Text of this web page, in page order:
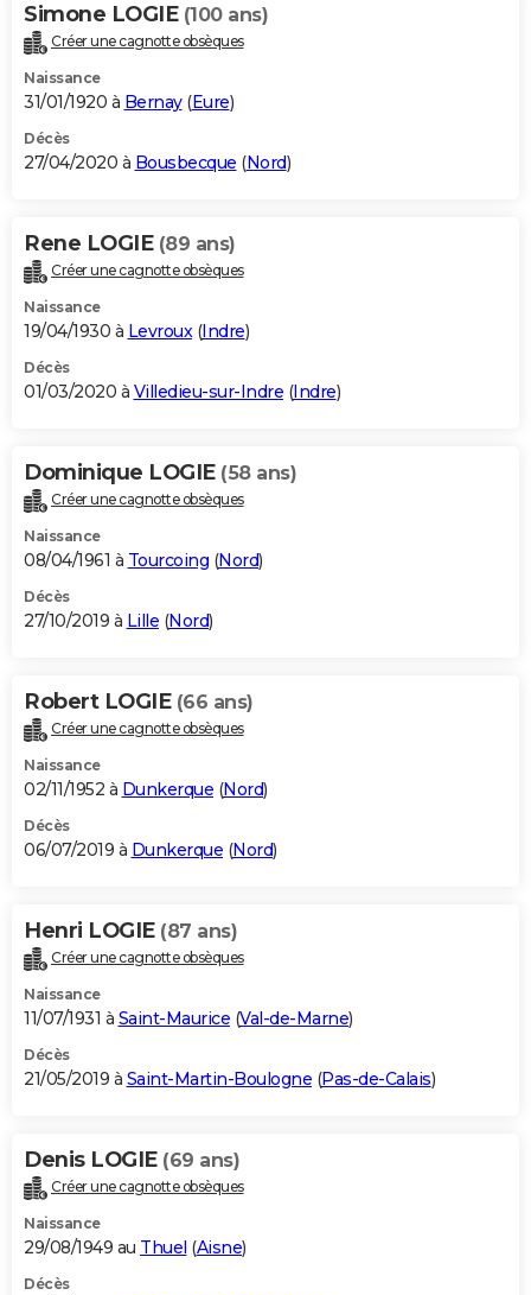
Simone LOGIE (100 ans)
Créer une cagnotte obsèques
Naissance
31/01/1920 à Bernay(Eure)
Décès
27/04/2020 à Bousbecque (Nord)
Rene LOGIE (89 ans)
Créer une cagnotte obsèques
Naissance
19/04/1930 à Levroux(Indre)
Décès
01/03/2020 à Villedieu-sur-Indre (Indre)
Dominique LOGIE (58 ans)
Créer une cagnotte obsèques
Naissance
08/04/1961 à Tourcoing (Nord)
Décès
27/10/2019 à Lille (Nord)
Robert LOGIE (66 ans)
Créer une cagnotte obsèques
Naissance
02/11/1952 à Dunkerque (Nord)
Décès
06/07/2019 à Dunkerque (Nord)
Henri LOGIE (87 ans)
Créer une cagnotte obsèques
Naissance
11/07/1931 à Saint-Maurice (Val-de-Marne)
Décès
21/05/2019 à Saint-Martin-Boulogne (Pas-de-Calais)
Denis LOGIE (69 ans)
Créer une cagnotte obsèques
Naissance
29/08/1949 au Thuel (Aisne)
Décès